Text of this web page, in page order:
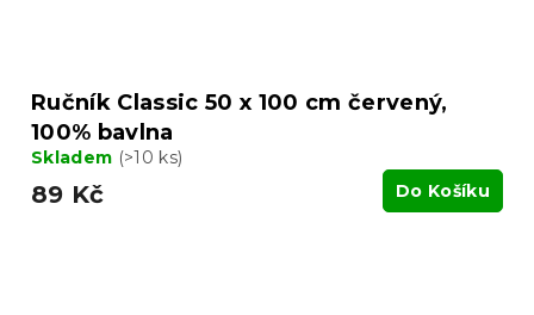
Ručník Classic 50 x 100 cm červený,
100% bavlna
Skladem (>10 ks)
89 Kč Do Košíku